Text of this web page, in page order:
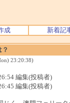
成 新着記
23:20:38)
編集(投稿者)
編集(投稿者)